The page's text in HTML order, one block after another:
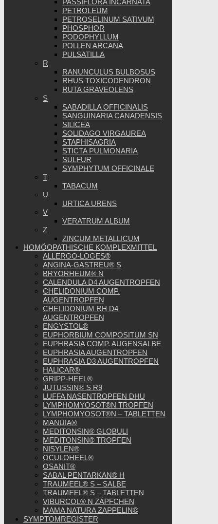
PASSIFLORA INCARNATA
PETROLEUM
PETROSELINUM SATIVUM
PHOSPHOR
PODOPHYLLUM
POLLEN ARCANA
PULSATILLA
R
RANUNCULUS BULBOSUS
RHUS TOXICODENDRON
RUTA GRAVEOLENS
S
SABADILLA OFFICINALIS
SANGUINARIA CANADENSIS
SILICEA
SOLIDAGO VIRGAUREA
STAPHISAGRIA
STICTA PULMONARIA
SULFUR
SYMPHYTUM OFFICINALE
T
TABACUM
U
URTICA URENS
V
VERATRUM ALBUM
Z
ZINCUM METALLICUM
HOMÖOPATHISCHE KOMPLEXMITTEL
ALLERGO-LOGES®
ANGINA-GASTREU® S
BRYORHEUM® N
CALENDULA D4 AUGENTROPFEN
CHELIDONIUM COMP.
AUGENTROPFEN
CHELIDONIUM RH D4
AUGENTROPFEN
ENGYSTOL®
EUPHORBIUM COMPOSITUM SN
EUPHRASIA COMP. AUGENSALBE
EUPHRASIA AUGENTROPFEN
EUPHRASIA D3 AUGENTROPFEN
HALICAR®
GRIPP-HEEL®
JUTUSSIN® S R9
LUFFA NASENTROPFEN DHU
LYMPHOMYOSOT®N TROPFEN
LYMPHOMYOSOT®N – TABLETTEN
MANUIA®
MEDITONSIN® GLOBULI
MEDITONSIN® TROPFEN
NISYLEN®
OCULOHEEL®
OSANIT®
SABAL PENTARKAN® H
TRAUMEEL® S – SALBE
TRAUMEEL® S – TABLETTEN
VIBURCOL® N ZÄPFCHEN
MAMA NATURA ZAPPELIN®
SYMPTOMREGISTER